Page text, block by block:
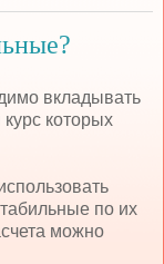
вкладывать
которых
по их
можно